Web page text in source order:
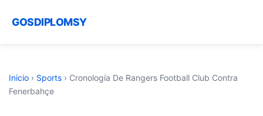
GOSDIPLOMSY
Inicio › Sports › Cronología De Rangers Football Club Contra
Fenerbahçe